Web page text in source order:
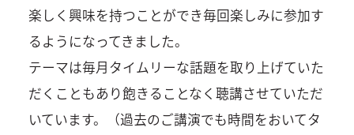
楽しく興味を持つことができ毎回楽しみに参加す
るようになってきました。
テーマは毎月タイムリーな話題を取り上げていた
だくこともあり飽きることなく聴講させていただ
いています。（過去のご講演でも時間をおいてタ